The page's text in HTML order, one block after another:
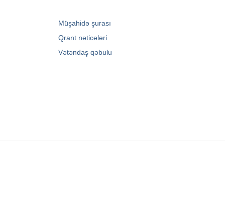
Müşahidə şurası
Qrant nəticələri
Vətəndaş qəbulu